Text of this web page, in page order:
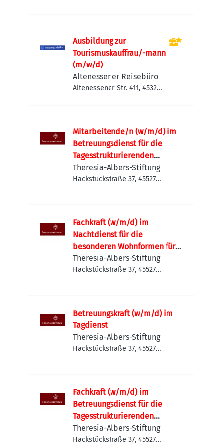
Ausbildung zur
Tourismuskauffrau/-mann
(m/w/d)
Altenessener Reisebüro
Altenessener Str. 411, 45329
Mitarbeitende/n (w/m/d) im
Betreuungsdienst für die
Tagesstrukturierenden
Angebote (LT 24)
Theresia-Albers-Stiftung
Hackstückstraße 37, 45527
Fachkraft (w/m/d) im
Nachtdienst für die
besonderen Wohnformen für
Menschen mit einer
chronischen psychischen
Theresia-Albers-Stiftung
Hackstückstraße 37, 45527
Betreuungskraft (w/m/d) im
Tagdienst
Theresia-Albers-Stiftung
Hackstückstraße 37, 45527
Fachkraft (w/m/d) im
Betreuungsdienst für die
Tagesstrukturierenden
Angebote (LT 24)
Theresia-Albers-Stiftung
Hackstückstraße 37, 45527